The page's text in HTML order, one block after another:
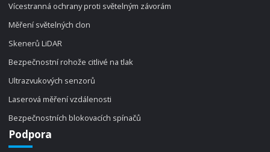
Vícestranná ochrany proti světelným závorám
Měření světelných clon
Skenerů LiDAR
Bezpečnostní rohože citlivé na tlak
Ultrazvukových senzorů
Laserová měření vzdálenosti
Bezpečnostních blokovacích spínačů
Podpora